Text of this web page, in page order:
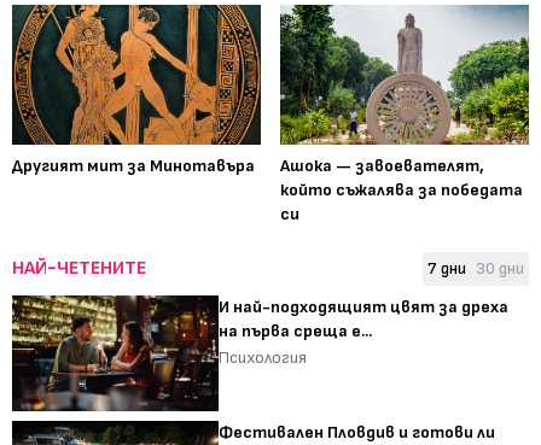
Другият мит за Минотавъра
Ашока — завоевателят,
който съжалява за победата
си
НАЙ-ЧЕТЕНИТЕ 7 дни 30 дни
И най-подходящият цвят за дреха
на първа среща е...
Психология
Фестивален Пловдив и готови ли